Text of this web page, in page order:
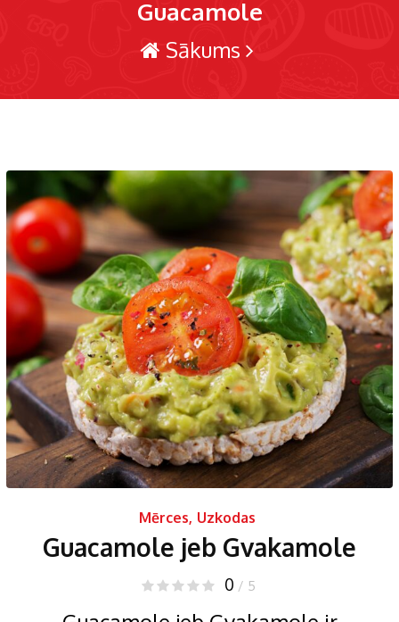
Guacamole
Sākums
Mērces, Uzkodas
Guacamole jeb Gvakamole
0 / 5